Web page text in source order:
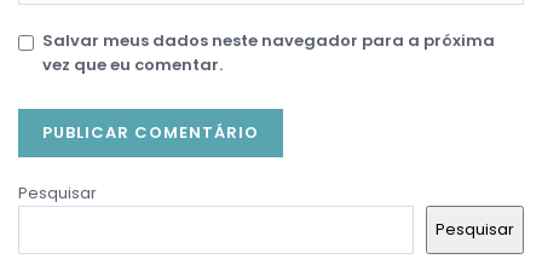
Salvar meus dados neste navegador para a próxima
vez que eu comentar.
Pesquisar
Pesquisar